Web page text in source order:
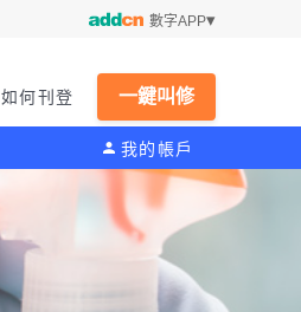
數字APP
如何刊登 一鍵叫修
我的帳戶